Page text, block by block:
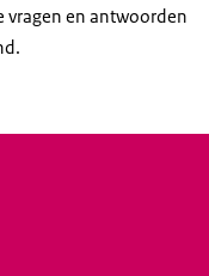
vragen en antwoorden